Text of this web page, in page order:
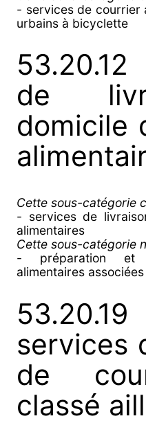
- services de courrier
urbains à bicyclette
de
domicile
Cette sous-catégorie
- services de
alimentaires
Cette sous-catégorie
- préparation et
alimentaires
services
de
classé